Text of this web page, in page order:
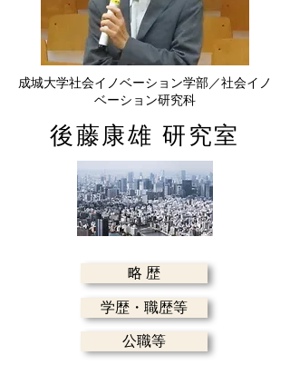
成城大学社会イノベーション学部／社会イノ
ベーション研究科
後藤康雄 研究室
略 歴
学歴・職歴等
公職等